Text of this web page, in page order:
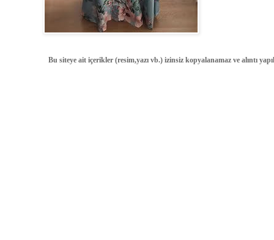
Bu siteye ait içerikler (resim,yazı vb.) izinsiz kopyalanamaz ve alıntı